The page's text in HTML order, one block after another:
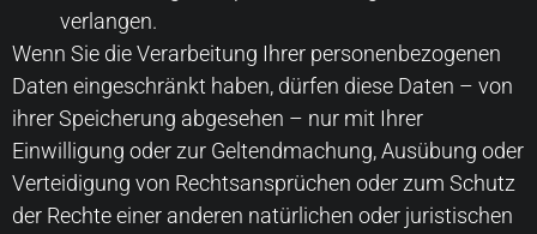
verlangen.
Wenn Sie die Verarbeitung Ihrer personenbezogenen
Daten eingeschränkt haben, dürfen diese Daten – von
ihrer Speicherung abgesehen – nur mit Ihrer
Einwilligung oder zur Geltendmachung, Ausübung oder
Verteidigung von Rechtsansprüchen oder zum Schutz
der Rechte einer anderen natürlichen oder juristischen